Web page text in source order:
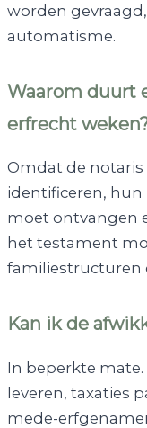
worden
automatisme.
Waarom duurt
erfrecht
Omdat de
identificeren, hun
moet ontvangen
het testament
familiestructuren
Kan ik de
In beperkte
leveren, taxaties
mede-